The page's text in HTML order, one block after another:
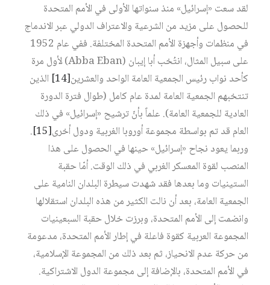
لقد سعت «إسرائيل» منذ سنواتها الأولى في الأمم المتحدة
للحصول على مزيد من الشرعية والاعتراف الدولي عبر الاندماج
في منظمات وأجهزة الأمم المتحدة المختلفة. ففي عام 1952
على سبيل المثال، انتُخب أبا إيبان (Abba Eban) لأول مرة
كأحد نواب رئيس الجمعية العامة الواحد والعشرين[14]
الذين
تنتخبهم الجمعية العامة لمدة عام كامل (طوال فترة الدورة
العادية للجمعية العامة). علماً بأنّ ترشيح «إسرائيل» في ذلك
العام قد تم بواسطة مجموعة أوروبا الغربية ودول أخرى[15]
.
وربما يعود نجاح «إسرائيل» حينها في الحصول على هذا
المنصب لقوة المعسكر الغربي في ذلك الوقت. أمّا حقبة
الستينيات وما بعدها فقد شهدت سيطرة البلدان النامية على
الجمعية العامة، بعد أن نالت الكثير من هذه البلدان استقلالها
وانضمت إلى الأمم المتحدة، وبرزت خلال حقبة السبعينيات
المجموعة العربية كقوة فاعلة في إطار الأمم المتحدة، مدعومة
من حركة عدم الانحياز، ثم بعد ذلك من المجموعة الإسلامية،
في الأمم المتحدة، بالإضافة إلى مجموعة الدول الاشتراكية.